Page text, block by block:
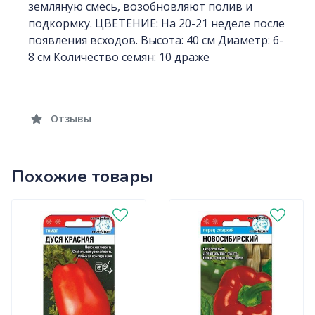
земляную смесь, возобновляют полив и
подкормку. ЦВЕТЕНИЕ: На 20-21 неделе после
появления всходов. Высота: 40 см Диаметр: 6-
8 см Количество семян: 10 драже
Отзывы
Похожие товары